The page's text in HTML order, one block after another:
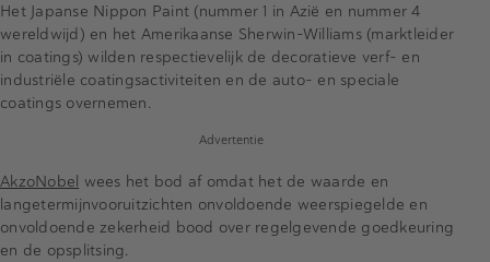
Het Japanse Nippon Paint (nummer 1 in Azië en nummer 4
wereldwijd) en het Amerikaanse Sherwin-Williams (marktleider
in coatings) wilden respectievelijk de decoratieve verf- en
industriële coatingsactiviteiten en de auto- en speciale
coatings overnemen.
Advertentie
AkzoNobel wees het bod af omdat het de waarde en
langetermijnvooruitzichten onvoldoende weerspiegelde en
onvoldoende zekerheid bood over regelgevende goedkeuring
en de opsplitsing.